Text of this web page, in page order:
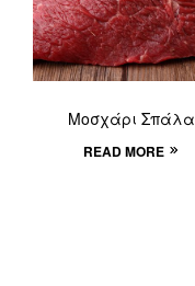
Μοσχάρι Σπάλα
READ MORE